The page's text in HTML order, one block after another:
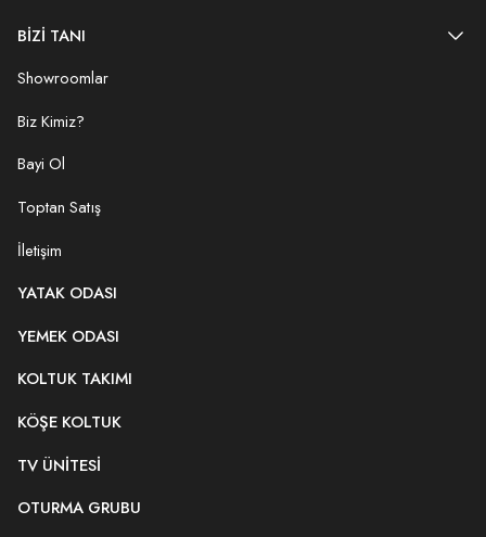
BİZİ TANI
Showroomlar
Biz Kimiz?
Bayi Ol
Toptan Satış
İletişim
YATAK ODASI
YEMEK ODASI
KOLTUK TAKIMI
KÖŞE KOLTUK
TV ÜNITESI
OTURMA GRUBU